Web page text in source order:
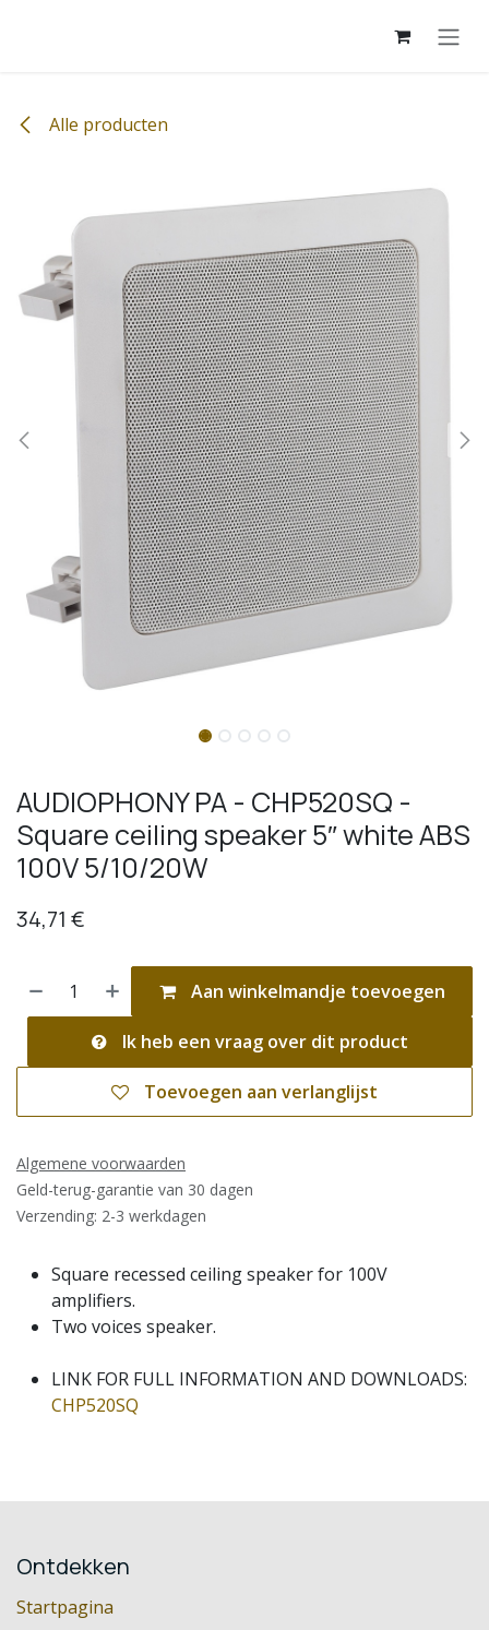
Alle producten
AUDIOPHONY PA - CHP520SQ -
Square ceiling speaker 5″ white ABS
100V 5/10/20W
34,71 €
Aan winkelmandje toevoegen
Ik heb een vraag over dit product
Toevoegen aan verlanglijst
Algemene voorwaarden
Geld-terug-garantie van 30 dagen
Verzending: 2-3 werkdagen
Square recessed ceiling speaker for 100V
amplifiers.
Two voices speaker.
LINK FOR FULL INFORMATION AND DOWNLOADS:
CHP520SQ
Ontdekken
Startpagina